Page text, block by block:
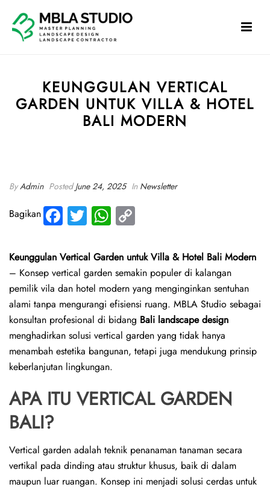
KEUNGGULAN VERTICAL
GARDEN UNTUK VILLA & HOTEL
BALI MODERN
ByAdmin PostedJune 24, 2025 In Newsletter
Bagikan Fa
ce
b
o
ok
T
wi
tte
r
W
ha
ts
A
p
p
py
Li
nk
Keunggulan Vertical Garden untuk Villa & Hotel Bali Modern
– Konsep vertical garden semakin populer di kalangan
pemilik vila dan hotel modern yang menginginkan sentuhan
alami tanpa mengurangi efisiensi ruang. MBLA Studio sebagai
konsultan profesional di bidang Bali landscape design
menghadirkan solusi vertical garden yang tidak hanya
menambah estetika bangunan, tetapi juga mendukung prinsip
keberlanjutan lingkungan.
APA ITU VERTICAL GARDEN
BALI?
Vertical garden adalah teknik penanaman tanaman secara
vertikal pada dinding atau struktur khusus, baik di dalam
maupun luar ruangan. Konsep ini menjadi solusi cerdas untuk